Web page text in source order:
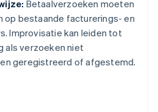
Betaalverzoeken moeten
op bestaande facturerings- en
Improvisatie kan leiden tot
als verzoeken niet
geregistreerd of afgestemd.